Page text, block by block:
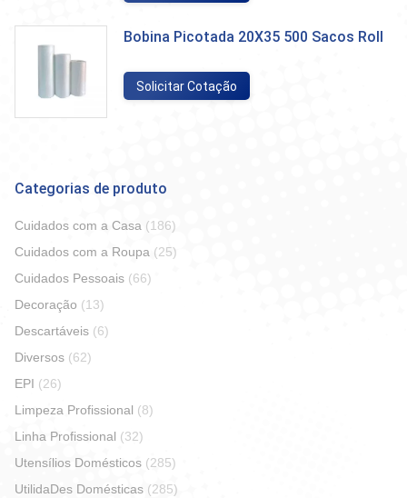
Bobina Picotada 20X35 500 Sacos Roll
Solicitar Cotação
Categorias de produto
Cuidados com a Casa (186)
Cuidados com a Roupa (25)
Cuidados Pessoais (66)
Decoração (13)
Descartáveis (6)
Diversos (62)
EPI (26)
Limpeza Profissional (8)
Linha Profissional (32)
Utensílios Domésticos (285)
UtilidaDes Domésticas (285)